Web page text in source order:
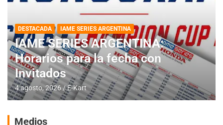
DESTACADA IAME SERIES ARGENTINA
IAME SERIES ARGENTINA:
Horarios para la fecha con
Invitados
4 agosto, 2026 E-Kart
Medios